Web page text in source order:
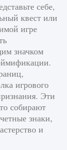
себе,
квест или
игре
значком
игрового
Эти
собирают
знаки,
и